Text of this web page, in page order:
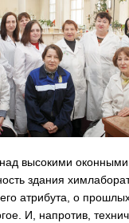
высокими
здания
атрибута, о
И, напротив,